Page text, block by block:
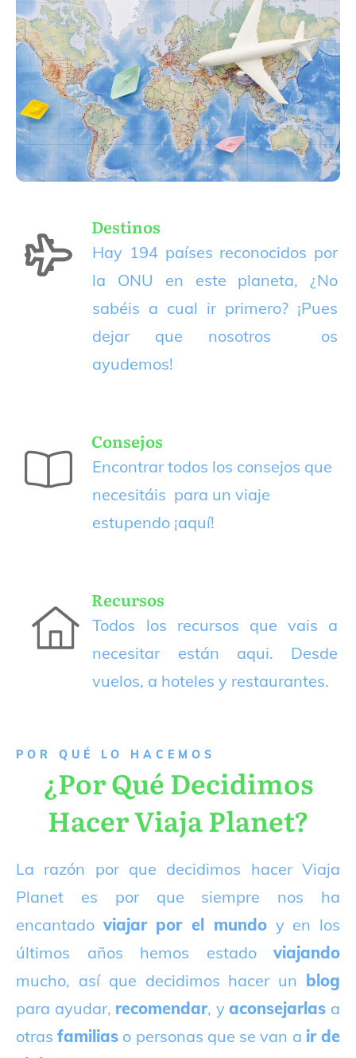
Destinos
Hay 194 países reconocidos por
la ONU en este planeta, ¿No
sabéis a cual ir primero? ¡Pues
dejar que nosotros os
ayudemos!
Consejos
Encontrar todos los consejos que
necesitáis para un viaje
estupendo ¡aquí!
Recursos
Todos los recursos que vais a
necesitar están aqui. Desde
vuelos, a hoteles y restaurantes.
P OR QUÉ LO HACEMOS
¿Por Qué Decidimos
Hacer Viaja Planet?
La razón por que decidimos hacer Viaja
Planet es por que siempre nos ha
encantado viajar por el mundoy en los
últimos años hemos estado viajando
mucho, así que decidimos hacer un blog
para ayudar, recomendar, yaconsejarlas a
otrasfamilias o personas que se van a ir de